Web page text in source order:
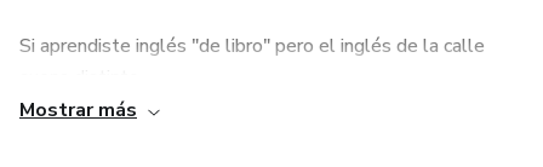
Si aprendiste inglés "de libro" pero el inglés de la calle
Mostrar más